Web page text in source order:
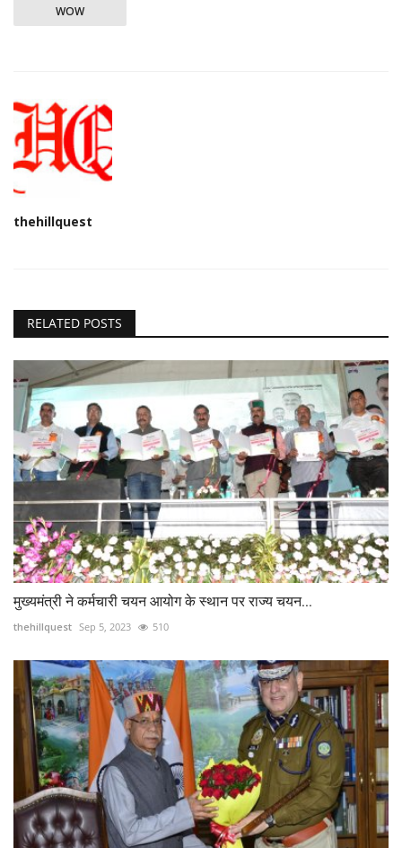
WOW
thehillquest
RELATED POSTS
मुख्यमंत्री ने कर्मचारी चयन आयोग के स्थान पर राज्य चयन...
thehillquest Sep 5, 2023 510